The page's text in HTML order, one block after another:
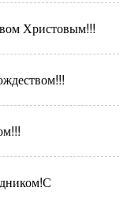
Христовым!!!